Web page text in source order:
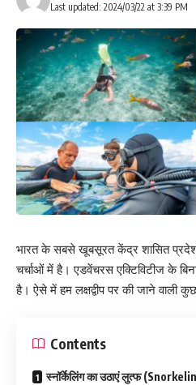
Last updated: 2024/03/22 at 3:39 PM
भारत के सबसे खूबसूरत केंद्र शासित प्रदेशों
चर्चाओं में है। एडवेंचरस एक्टिविटीज के
है। ऐसे में हम लक्षद्वीप पर की जाने वाली
Contents
स्नॉर्केलिंग का उठाएं लुत्फ